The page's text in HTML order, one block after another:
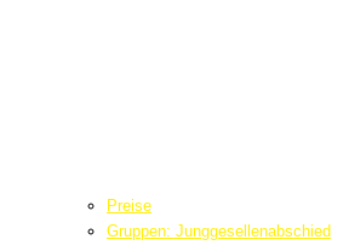
Preise
Gruppen: Junggesellenabschied